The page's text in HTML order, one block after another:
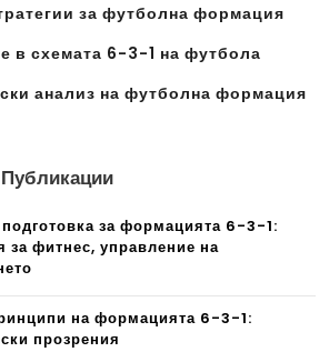
за футболна формация
в схемата 6-3-1 на футбола
анализ на футболна формация
за формацията 6-3-1:
за фитнес, управление на
на формацията 6-3-1:
прозрения